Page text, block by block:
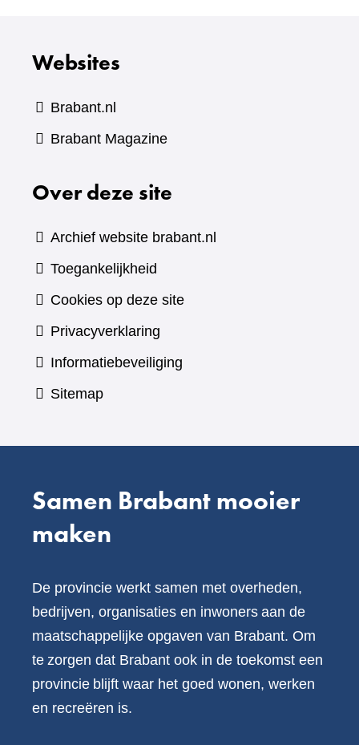
Websites
Brabant.nl
Brabant Magazine(verwijst
een
website)
Over deze site
Archief website brabant.nl
Toegankelijkheid
Cookies op deze site
Privacyverklaring
Informatiebeveiliging
Sitemap
Samen Brabant mooier
maken
De provincie werkt samen met overheden,
bedrijven, organisaties en inwoners aan de
maatschappelijke opgaven van Brabant. Om
te zorgen dat Brabant ook in de toekomst een
provincie blijft waar het goed wonen, werken
en recreëren is.